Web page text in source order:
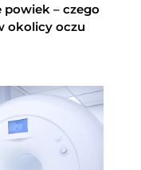
– czego
okolicy oczu